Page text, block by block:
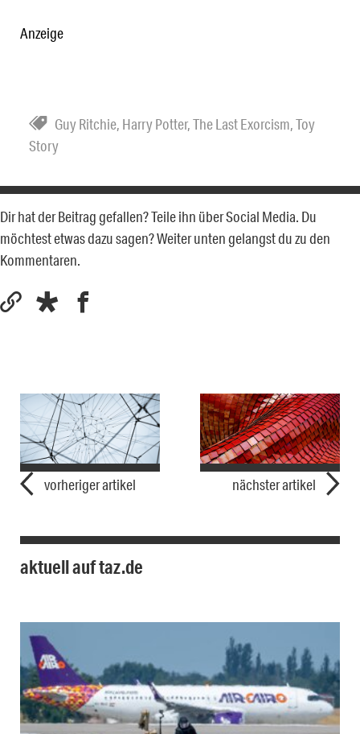
Anzeige
Guy Ritchie, Harry Potter,The Last Exorcism,Toy
Story
Dir hat der Beitrag gefallen? Teile ihn über Social Media. Du
möchtest etwas dazu sagen? Weiter unten gelangst du zu den
Kommentaren.
vorheriger artikel nächster artikel
aktuell auf taz.de